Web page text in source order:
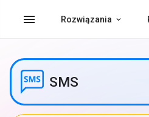
menu Rozwiązania
SMS